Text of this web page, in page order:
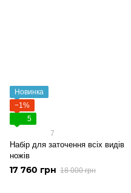
Новинка
−1%
5
7
Набір для заточення всіх видів
ножів
17 760 грн 18 000 грн